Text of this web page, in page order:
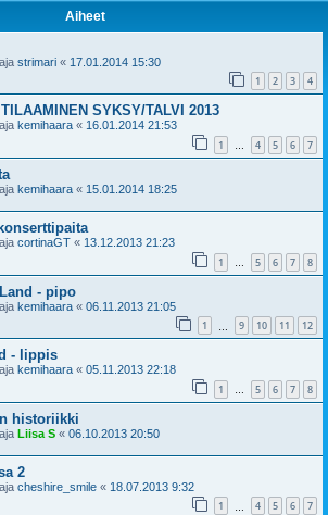
Aiheet
strimari « 17.01.2014 15:30
1 2 3 4
SYKSY/TALVI 2013
kemihaara « 16.01.2014 21:53
1 … 4 5 6 7
kemihaara « 15.01.2014 18:25
cortinaGT « 13.12.2013 21:23
1 … 5 6 7 8
- pipo
kemihaara « 06.11.2013 21:05
1 9 10 11 12
- lippis
kemihaara « 05.11.2013 22:18
1 … 5 6 7 8
historiikki
Liisa S « 06.10.2013 20:50
2
cheshire_smile « 18.07.2013 9:32
1 4 5 6 7